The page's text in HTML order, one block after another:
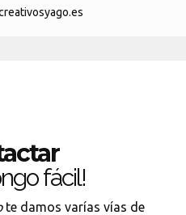
fácil!
te damos varías vías de